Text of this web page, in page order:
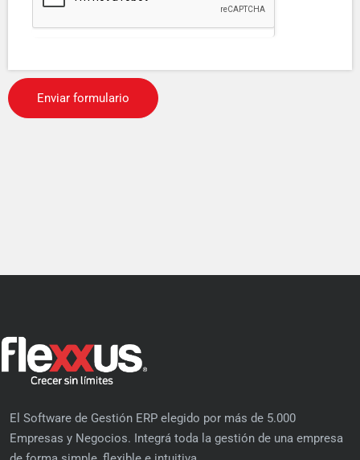
El Software de Gestión ERP elegido por más de 5.000
Empresas y Negocios. Integrá toda la gestión de una empresa